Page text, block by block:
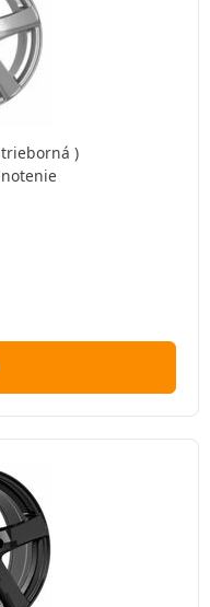
)